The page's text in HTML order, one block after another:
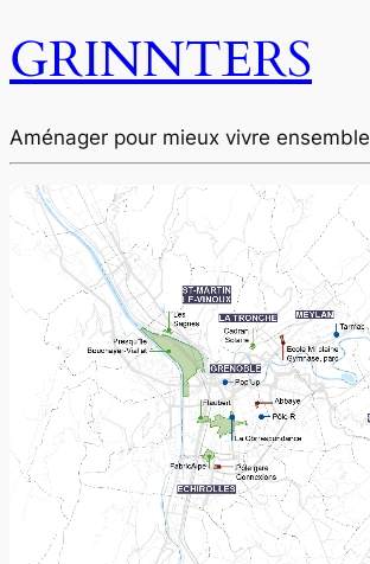
GRINNTERS
Aménager pour mieux vivre ensemble